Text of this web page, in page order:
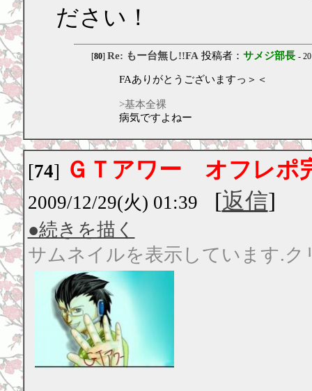
ださい！
[80] Re: もー台無し!!FA投稿者： サメジ部長 -
FAありがとうございますっ＞＜
>基本全裸
病気ですよねー
[74] ＧＴアワー オフレポ
2009/12/29(火) 01:39 [返信]
●続きを描く
サムネイルを表示しています.